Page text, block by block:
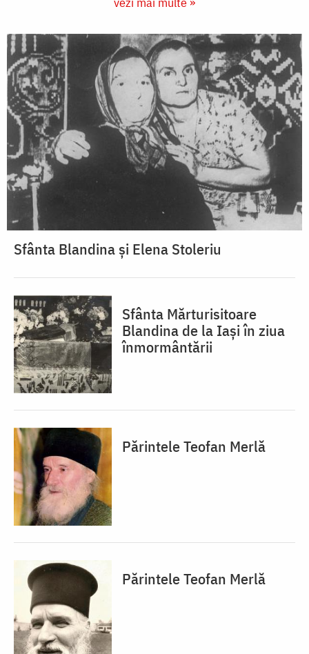
Sfânta Blandina și Elena Stoleriu
Sfânta Mărturisitoare
Blandina de la Iași în ziua
înmormântării
Părintele Teofan Merlă
Părintele Teofan Merlă